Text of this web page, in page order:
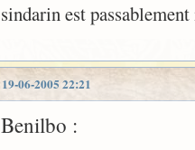
sindarin est
19-06-2005 22:21
Benilbo :